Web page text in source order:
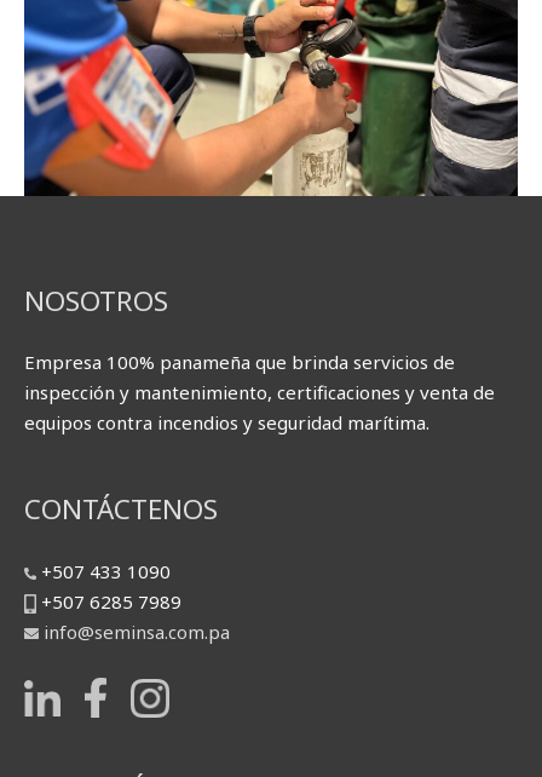
NOSOTROS
Empresa 100% panameña que brinda servicios de
inspección y mantenimiento, certificaciones y venta de
equipos contra incendios y seguridad marítima.
CONTÁCTENOS
+507 433 1090
+507 6285 7989
info@seminsa.com.pa